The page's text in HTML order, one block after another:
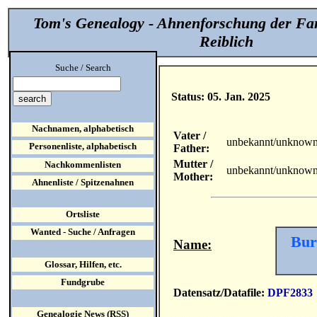
Tom's Genealogy - Ahnenforschung der
Reiblich
Status: 05. Jan. 2025
Vater /
Father:
unbekannt/
Mutter /
Mother:
unbekannt/
Name:
Datensatz/Datafile: DPF2833
Suche / Search
Nachnamen, alphabetisch
Personenliste, alphabetisch
Nachkommenlisten
Ahnenliste / Spitzenahnen
Ortsliste
Wanted - Suche / Anfragen
Glossar, Hilfen, etc.
Fundgrube
Genealogie News (RSS)